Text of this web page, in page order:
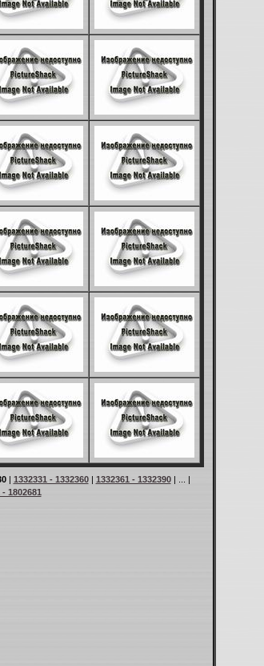
| 1332331 - 1332360| 1332361 - 1332390| ... |
- 1802681